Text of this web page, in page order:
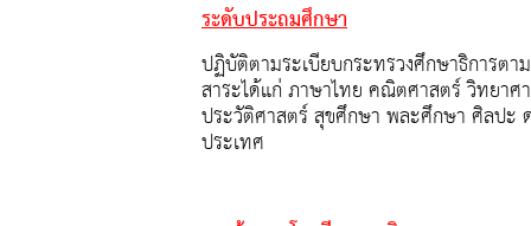
ระดับประถมศึกษา
ปฏิบัติตามระเบียบกระทรวงศึกษาธิการต
สาระได้แก่ ภาษาไทย คณิตศาสตร์ วิทยา
ประวัติศาสตร์ สุขศึกษา พละศึกษา ศิลปะ
ประเทศ